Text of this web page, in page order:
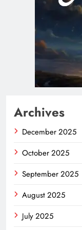
Archives
December 2025
October 2025
September 2025
August 2025
July 2025